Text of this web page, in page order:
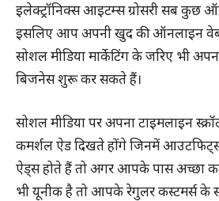
इलेक्ट्रॉनिक्स आइटम्स ग्रोसरी सब कुछ
इसलिए आप अपनी खुद की ऑनलाइन
सोशल मीडिया मार्केटिंग के जरिए भी
बिजनेस शुरू कर सकते हैं।
सोशल मीडिया पर अपना टाइमलाइन
कमर्शल ऐड दिखते होंगे जिनमें
ऐड्स होते हैं तो अगर आपके पास अच्छा
भी यूनीक है तो आपके रेगुलर कस्टमर्स के